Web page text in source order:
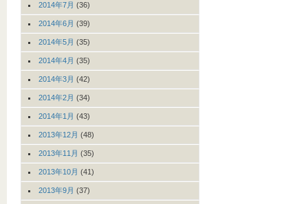
2014年7月 (36)
2014年6月 (39)
2014年5月 (35)
2014年4月 (35)
2014年3月 (42)
2014年2月 (34)
2014年1月 (43)
2013年12月 (48)
2013年11月 (35)
2013年10月 (41)
2013年9月 (37)